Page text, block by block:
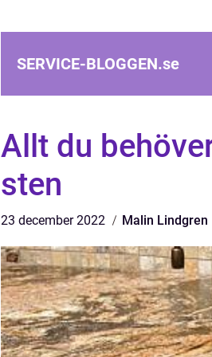
SERVICE-BLOGGEN.se
Allt du
sten
23 december 2022 Malin Lindgren